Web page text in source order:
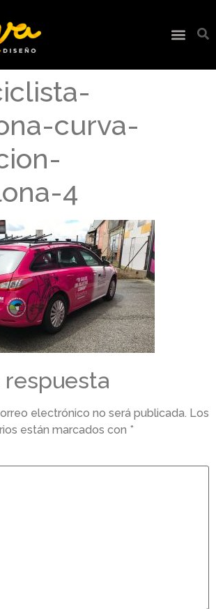
curva-
4
respuesta
electrónico no será publicada. Los
están marcados con *